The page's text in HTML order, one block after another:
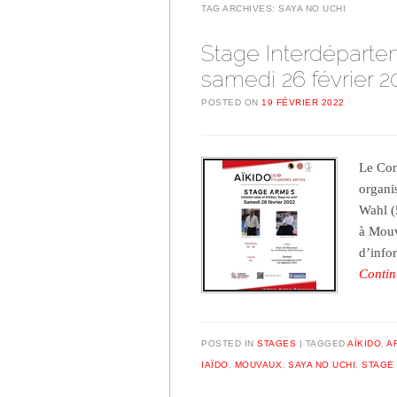
TAG ARCHIVES: SAYA NO UCHI
Stage
samedi 26 février
POSTED ON 19 FÉVRIER 2022
Le
Wahl
à
POSTED IN STAGES TAGGED AÏKIDO
IAÏDO MOUVAUX SAYA NO UCHI STAGE